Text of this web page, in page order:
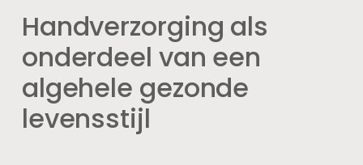
Handverzorging als
onderdeel van een
algehele gezonde
levensstijl